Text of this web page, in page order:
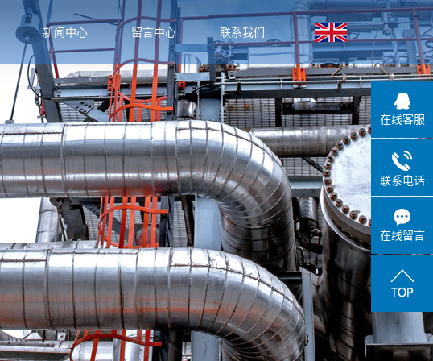
新闻中心
公司新闻
行业新闻
技术知识
留言中心 联系我们
在线客服
联系电话
在线留言